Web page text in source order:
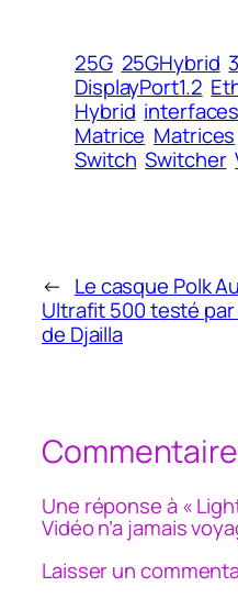
25G 25GHybrid
DisplayPort1.2
Hybrid interfaces
Matrice Matrices
Switch Switcher
← Le casque Polk
Ultrafit 500 testé par
de Djailla
Une réponse à «
Vidéo n’a jamais
Laisser un